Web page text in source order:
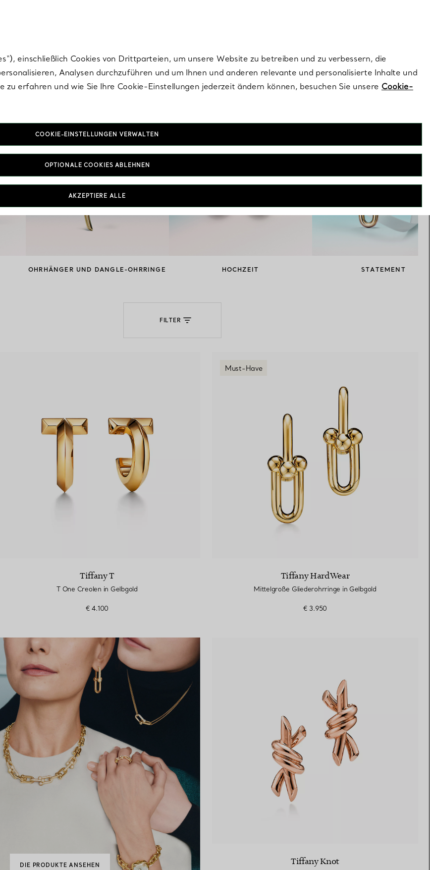
OHRHÄNGER UND DANGLE-OHRRINGE HOCHZEIT STATEMENT
FILTER
Tiffany T
T One Creolen in Gelbgold
€ 4.100
Must-Have
Tiffany HardWear
Mittelgroße Gliederohrringe in Gelbgold
€ 3.950
DIE PRODUKTE ANSEHEN Tiffany Knot
einschließlich Cookies von Drittparteien, um unsere Website zu betreiben und zu verbessern, die
Analysen durchzuführen und um Ihnen und anderen relevante und personalisierte Inhalte und
erfahren und wie Sie Ihre Cookie-Einstellungen jederzeit ändern können, besuchen Sie unsere Cookie-
COOKIE-EINSTELLUNGEN VERWALTEN
OPTIONALE COOKIES ABLEHNEN
AKZEPTIERE ALLE